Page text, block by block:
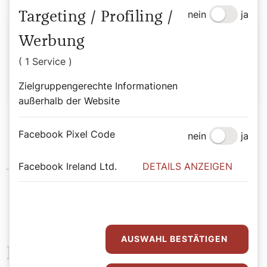
Katholische Ostkirchen in Österreich
Das könnte Sie auch
Targeting / Profiling /
Werbung
( 1 Service )
Zielgruppengerechte Informationen
außerhalb der Website
nein ja
Facebook Pixel Code nein ja
Facebook Ireland Ltd. DETAILS ANZEIGEN
AUSWAHL BESTÄTIGEN